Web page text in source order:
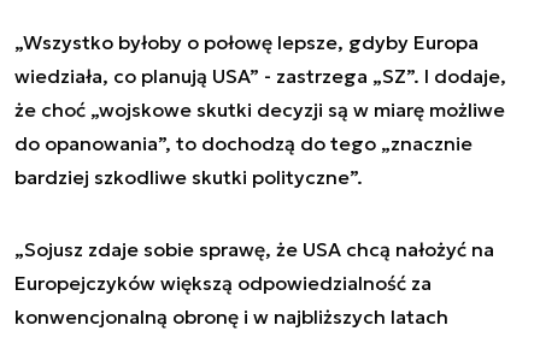
„Wszystko byłoby o połowę lepsze, gdyby Europa
wiedziała, co planują USA” - zastrzega „SZ”. I dodaje,
że choć „wojskowe skutki decyzji są w miarę możliwe
do opanowania”, to dochodzą do tego „znacznie
bardziej szkodliwe skutki polityczne”.
„Sojusz zdaje sobie sprawę, że USA chcą nałożyć na
Europejczyków większą odpowiedzialność za
konwencjonalną obronę i w najbliższych latach